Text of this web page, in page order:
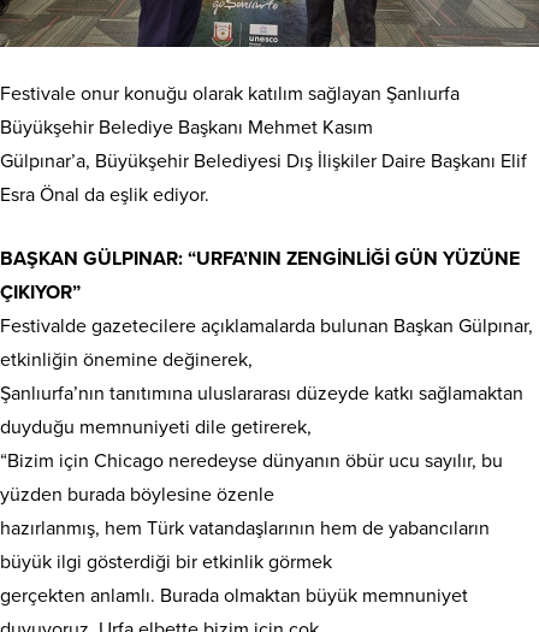
Festivale onur konuğu olarak katılım sağlayan Şanlıurfa
Büyükşehir Belediye Başkanı Mehmet Kasım
Gülpınar’a, Büyükşehir Belediyesi Dış İlişkiler Daire Başkanı Elif
Esra Önal da eşlik ediyor.
BAŞKAN GÜLPINAR: “URFA’NIN ZENGİNLİĞİ GÜN YÜZÜNE
ÇIKIYOR”
Festivalde gazetecilere açıklamalarda bulunan Başkan Gülpınar,
etkinliğin önemine değinerek,
Şanlıurfa’nın tanıtımına uluslararası düzeyde katkı sağlamaktan
duyduğu memnuniyeti dile getirerek,
“Bizim için Chicago neredeyse dünyanın öbür ucu sayılır, bu
yüzden burada böylesine özenle
hazırlanmış, hem Türk vatandaşlarının hem de yabancıların
büyük ilgi gösterdiği bir etkinlik görmek
gerçekten anlamlı. Burada olmaktan büyük memnuniyet